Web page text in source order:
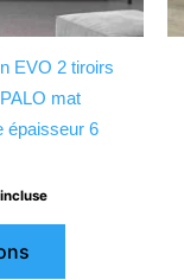
EVO 2 tiroirs
mat
épaisseur 6
sur